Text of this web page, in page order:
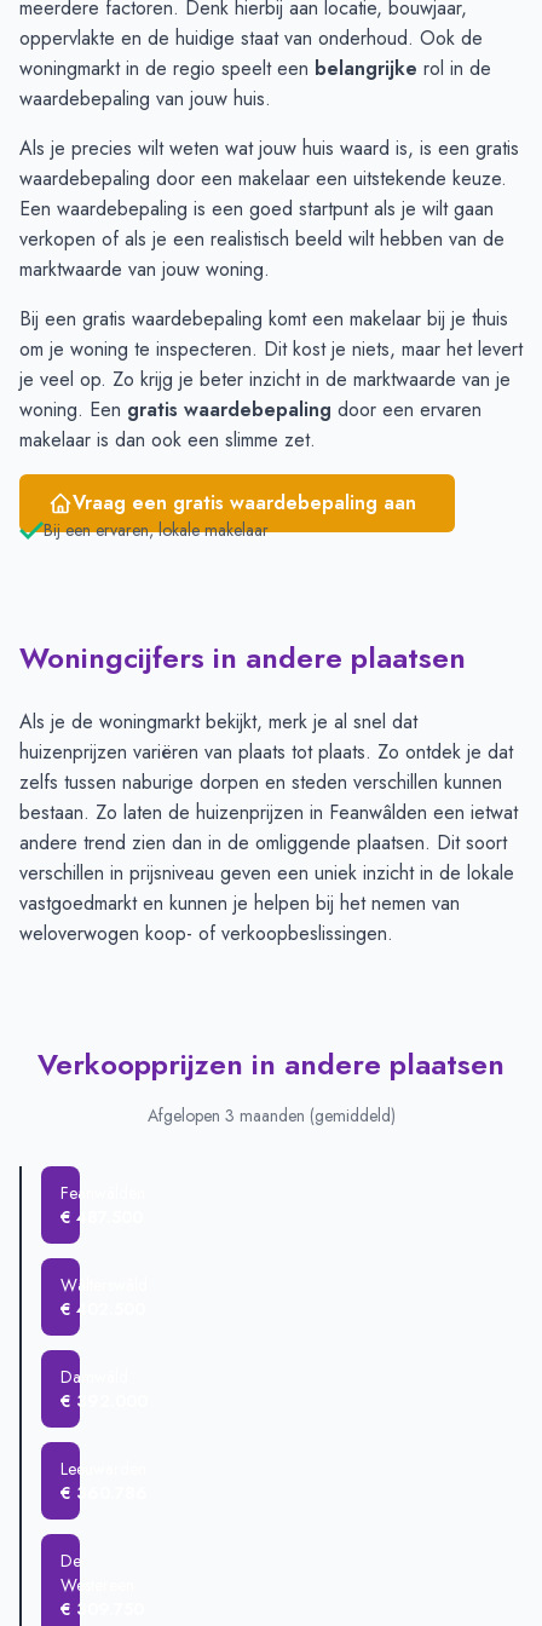
Oktober
€ 403.800
€ 348.333
November
€ 433.000
€ 454.987
December
€ 444.500
€ 472.128
€ 383.000
Februari
€ 435.000 € 290.000
Maart
€ 490.833
€ 495.000
April
€ 516.500
€ 482.500
Mei
€ 517.375
€ 482.500
Juni
€ 529.625 € 487.500
meerdere factoren. Denk hierbij aan locatie, bouwjaar,
oppervlakte en de huidige staat van onderhoud. Ook de
woningmarkt in de regio speelt een belangrijke rol in de
waardebepaling van jouw huis.
Als je precies wilt weten wat jouw huis waard is, is een gratis
waardebepaling door een makelaar een uitstekende keuze.
Een waardebepaling is een goed startpunt als je wilt gaan
verkopen of als je een realistisch beeld wilt hebben van de
marktwaarde van jouw woning.
Bij een gratis waardebepaling komt een makelaar bij je thuis
om je woning te inspecteren. Dit kost je niets, maar het levert
je veel op. Zo krijg je beter inzicht in de marktwaarde van je
woning. Een gratis waardebepaling door een ervaren
makelaar is dan ook een slimme zet.
Vraag een gratis waardebepaling aan
Bij een ervaren, lokale makelaar
Woningcijfers in andere plaatsen
Als je de woningmarkt bekijkt, merk je al snel dat
huizenprijzen variëren van plaats tot plaats. Zo ontdek je dat
zelfs tussen naburige dorpen en steden verschillen kunnen
bestaan. Zo laten de huizenprijzen in Feanwâlden een ietwat
andere trend zien dan in de omliggende plaatsen. Dit soort
verschillen in prijsniveau geven een uniek inzicht in de lokale
vastgoedmarkt en kunnen je helpen bij het nemen van
weloverwogen koop- of verkoopbeslissingen.
Verkoopprijzen in andere plaatsen
Afgelopen 3 maanden (gemiddeld)
Feanwâlden
€ 487.500
Wâlterswâld
€ 402.500
Damwâld
€ 392.000
Leeuwarden
€ 360.786
De
Westereen
€ 309.750